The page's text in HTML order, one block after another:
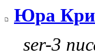
Юра
ser-3